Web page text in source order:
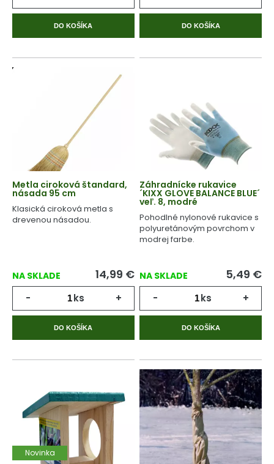
DO KOŠÍKA DO KOŠÍKA
Metla ciroková štandard,
násada 95 cm
Klasická ciroková metla s
drevenou násadou.
NA SKLADE 14,99 €
- ks +
DO KOŠÍKA
Záhradnícke rukavice
´KIXX GLOVE BALANCE BLUE´
veľ. 8, modré
Pohodlné nylonové rukavice s
polyuretánovým povrchom v
modrej farbe.
NA SKLADE 5,49 €
- ks +
DO KOŠÍKA
Novinka